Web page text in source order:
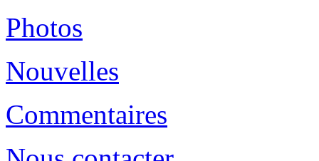
Photos
Nouvelles
Commentaires